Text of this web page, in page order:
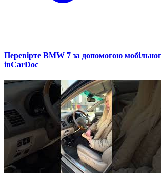
Перевірте BMW 7 за допомогою
inCarDoc